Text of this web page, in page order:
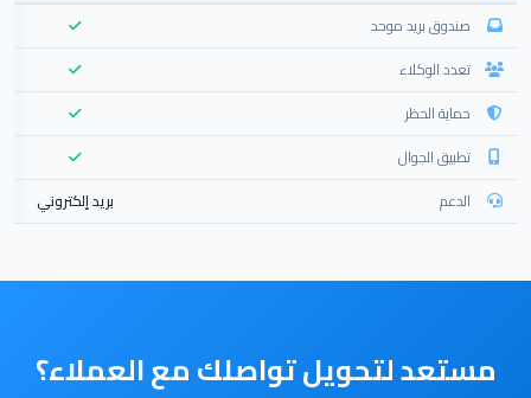
صندوق بريد موحد
تعدد الوكلاء
حماية الحظر
تطبيق الجوال
الدعم
بريد إلكتروني
مستعد لتحويل تواصلك مع العملاء؟